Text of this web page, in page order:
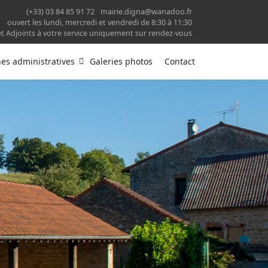
(+33) 03 84 85 91 72
mairie.digna@wanadoo.fr
ouvert les lundi, mercredi et vendredi de 8:30 à 11:30
Adjoints à votre service uniquement sur rendez-vous
administratives Galeries photos Contact